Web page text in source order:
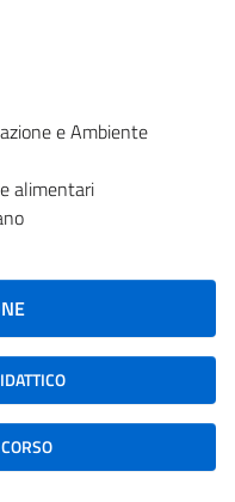
e Ambiente
alimentari